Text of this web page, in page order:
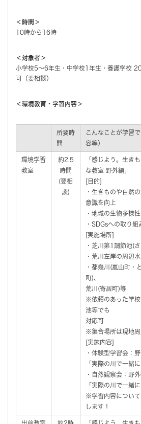
＜時間＞
10時から16時
＜対象者＞
小学校5～6年生・中学校1年生・養護学校
可（要相談）
＜環境教育・学習内容＞
所要時
間
こんなことが学習
容等）
環境学習
教室
約2.5
時間
(要相
談)
「感じよう。生き
な教室 野外編」
[目的]
・生きものや自然
意識を向上
・地域の生物多様
・SDGsへの取り組
[実施場所]
・芝川第1調節池(
・荒川左岸の周辺
・都幾川(嵐山町・
町)、
荒川(寄居町)等
※依頼のあった学校
池等でも
対応可
※集合場所は現地
[実施内容]
・体験型学習会：
「実際の川で一緒
・自然観察会：野
「実際の川で一緒
※学習内容につい
します！